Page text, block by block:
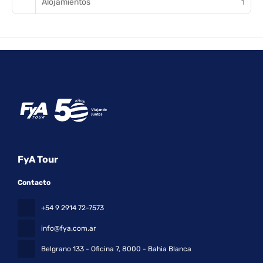
Alojamientos 1
FyA Tour
Contacto
+54 9 2914 72-7573
info@fya.com.ar
Belgrano 133 - Oficina 7, 8000 - Bahia Blanca